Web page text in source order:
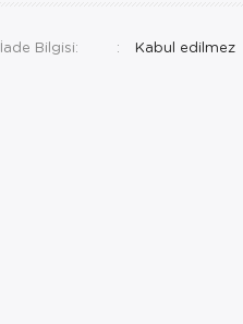
İade Bilgisi: